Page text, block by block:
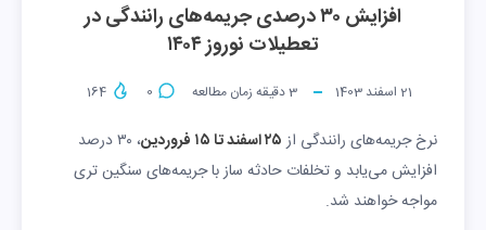
افزایش ۳۰ درصدی جریمه‌های رانندگی در
تعطیلات نوروز ۱۴۰۴
21 اسفند 1403 3دقیقه زمان مطالعه 0
نرخ جریمه‌های رانندگی از۲۵ اسفند تا ۱۵ فروردین
، ۳۰ درصد
افزایش می‌یابد و تخلفات حادثه‌ ساز با جریمه‌های سنگین‌ تری
مواجه خواهند شد.